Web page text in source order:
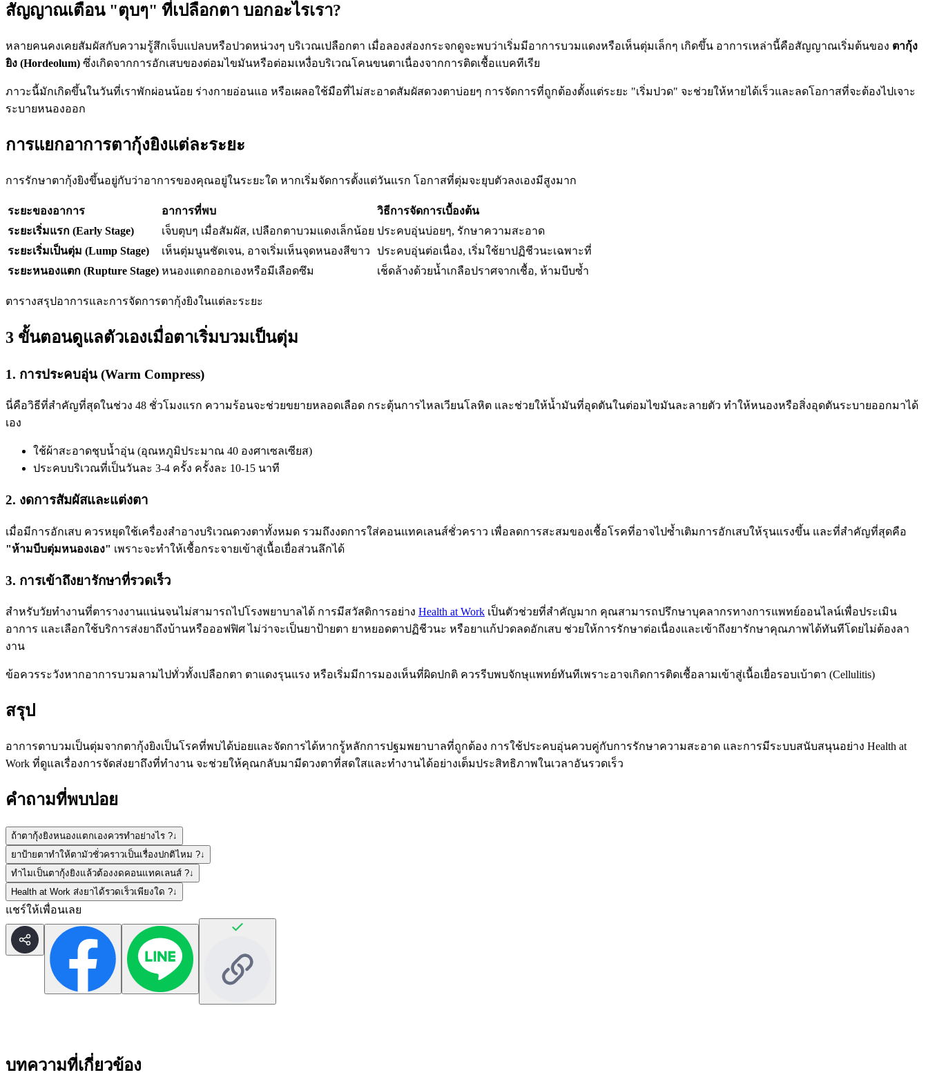
สัญญาณเตือน "ตุบๆ" ที่เปลือกตา บอกอะไรเรา?
หลายคนคงเคยสัมผัสกับความรู้สึกเจ็บแปลบหรือปวดหน่วงๆ บริเวณเปลือกตา เมื่อลองส่องกระจกดูจะพบว่าเริ่มมีอาการบวมแดงหรือเห็นตุ่มเล็กๆ เกิดขึ้น อาการเหล่านี้คือสัญญาณเริ่มต้นของ ตากุ้ง
ยิง (Hordeolum) ซึ่งเกิดจากการอักเสบของต่อมไขมันหรือต่อมเหงื่อบริเวณโคนขนตาเนื่องจากการติดเชื้อแบคทีเรีย
ภาวะนี้มักเกิดขึ้นในวันที่เราพักผ่อนน้อย ร่างกายอ่อนแอ หรือเผลอใช้มือที่ไม่สะอาดสัมผัสดวงตาบ่อยๆ การจัดการที่ถูกต้องตั้งแต่ระยะ "เริ่มปวด" จะช่วยให้หายได้เร็วและลดโอกาสที่จะต้องไปเจาะ
ระบายหนองออก
การแยกอาการตากุ้งยิงแต่ละระยะ
การรักษาตากุ้งยิงขึ้นอยู่กับว่าอาการของคุณอยู่ในระยะใด หากเริ่มจัดการตั้งแต่วันแรก โอกาสที่ตุ่มจะยุบตัวลงเองมีสูงมาก
ระยะของอาการ อาการที่พบ
วิธีการจัดการเบื้องต้น
ระยะเริ่มแรก (Early Stage)
เจ็บตุบๆ เมื่อสัมผัส, เปลือกตาบวมแดงเล็กน้อย ประคบอุ่นบ่อยๆ, รักษาความสะอาด
ระยะเริ่มเป็นตุ่ม (Lump Stage)
เห็นตุ่มนูนชัดเจน, อาจเริ่มเห็นจุดหนองสีขาว
ประคบอุ่นต่อเนื่อง, เริ่มใช้ยาปฏิชีวนะเฉพาะที่
ระยะหนองแตก (Rupture Stage) หนองแตกออกเองหรือมีเลือดซึม เช็ดล้างด้วยน้ำเกลือปราศจากเชื้อ, ห้ามบีบซ้ำ
ตารางสรุปอาการและการจัดการตากุ้งยิงในแต่ละระยะ
3 ขั้นตอนดูแลตัวเองเมื่อตาเริ่มบวมเป็นตุ่ม
1. การประคบอุ่น (Warm Compress)
นี่คือวิธีที่สำคัญที่สุดในช่วง 48 ชั่วโมงแรก ความร้อนจะช่วยขยายหลอดเลือด กระตุ้นการไหลเวียนโลหิต และช่วยให้น้ำมันที่อุดตันในต่อมไขมันละลายตัว ทำให้หนองหรือสิ่งอุดตันระบายออกมาได้
เอง
ใช้ผ้าสะอาดชุบน้ำอุ่น (อุณหภูมิประมาณ 40 องศาเซลเซียส)
ประคบบริเวณที่เป็นวันละ 3-4 ครั้ง ครั้งละ 10-15 นาที
2. งดการสัมผัสและแต่งตา
เมื่อมีการอักเสบ ควรหยุดใช้เครื่องสำอางบริเวณดวงตาทั้งหมด รวมถึงงดการใส่คอนแทคเลนส์ชั่วคราว เพื่อลดการสะสมของเชื้อโรคที่อาจไปซ้ำเติมการอักเสบให้รุนแรงขึ้น และที่สำคัญที่สุดคือ
"ห้ามบีบตุ่มหนองเอง" เพราะจะทำให้เชื้อกระจายเข้าสู่เนื้อเยื่อส่วนลึกได้
3. การเข้าถึงยารักษาที่รวดเร็ว
สำหรับวัยทำงานที่ตารางงานแน่นจนไม่สามารถไปโรงพยาบาลได้ การมีสวัสดิการอย่าง Health at Work เป็นตัวช่วยที่สำคัญมาก คุณสามารถปรึกษาบุคลากรทางการแพทย์ออนไลน์เพื่อประเมิน
อาการ และเลือกใช้บริการส่งยาถึงบ้านหรือออฟฟิศ ไม่ว่าจะเป็นยาป้ายตา ยาหยอดตาปฏิชีวนะ หรือยาแก้ปวดลดอักเสบ ช่วยให้การรักษาต่อเนื่องและเข้าถึงยารักษาคุณภาพได้ทันทีโดยไม่ต้องลา
งาน
ข้อควรระวังหากอาการบวมลามไปทั่วทั้งเปลือกตา ตาแดงรุนแรง หรือเริ่มมีการมองเห็นที่ผิดปกติ ควรรีบพบจักษุแพทย์ทันทีเพราะอาจเกิดการติดเชื้อลามเข้าสู่เนื้อเยื่อรอบเบ้าตา (Cellulitis)
สรุป
อาการตาบวมเป็นตุ่มจากตากุ้งยิงเป็นโรคที่พบได้บ่อยและจัดการได้หากรู้หลักการปฐมพยาบาลที่ถูกต้อง การใช้ประคบอุ่นควบคู่กับการรักษาความสะอาด และการมีระบบสนับสนุนอย่าง Health at
Work ที่ดูแลเรื่องการจัดส่งยาถึงที่ทำงาน จะช่วยให้คุณกลับมามีดวงตาที่สดใสและทำงานได้อย่างเต็มประสิทธิภาพในเวลาอันรวดเร็ว
คำถามที่พบบ่อย
ถ้าตากุ้งยิงหนองแตกเองควรทำอย่างไร ?↓
ยาป้ายตาทำให้ตามัวชั่วคราวเป็นเรื่องปกติไหม ?↓
ทำไมเป็นตากุ้งยิงแล้วต้องงดคอนแทคเลนส์ ?↓
Health at Work ส่งยาได้รวดเร็วเพียงใด ?↓
แชร์ให้เพื่อนเลย
บทความที่เกี่ยวข้อง